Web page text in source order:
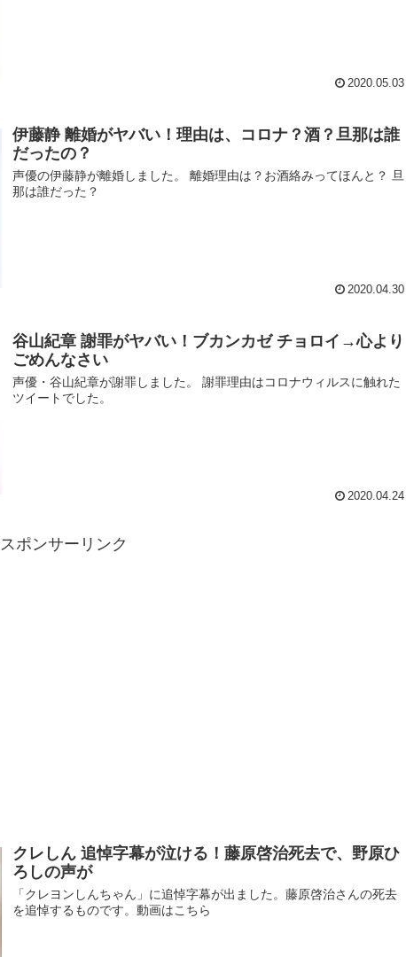
2020.05.03
伊藤静 離婚がヤバい！理由は、コロナ？酒？旦那は誰
だったの？
声優の伊藤静が離婚しました。 離婚理由は？お酒絡みってほんと？ 旦
那は誰だった？
2020.04.30
谷山紀章 謝罪がヤバい！ブカンカゼ チョロイ→心より
ごめんなさい
声優・谷山紀章が謝罪しました。 謝罪理由はコロナウィルスに触れた
ツイートでした。
2020.04.24
スポンサーリンク
クレしん 追悼字幕が泣ける！藤原啓治死去で、野原ひ
ろしの声が
「クレヨンしんちゃん」に追悼字幕が出ました。藤原啓治さんの死去
を追悼するものです。動画はこちら